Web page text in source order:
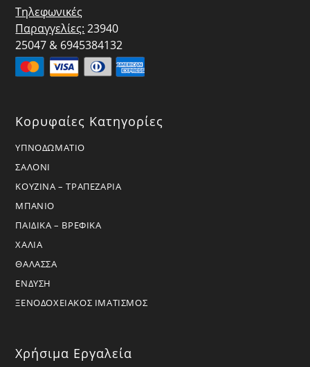
Τηλεφωνικές
Παραγγελίες: 23940
25047 & 6945384132
Κορυφαίες Κατηγορίες
ΥΠΝΟΔΩΜΑΤΙΟ
ΣΑΛΟΝΙ
ΚΟΥΖΙΝΑ – ΤΡΑΠΕΖΑΡΙΑ
ΜΠΑΝΙΟ
ΠΑΙΔΙΚΑ – ΒΡΕΦΙΚΑ
ΧΑΛΙΑ
ΘΑΛΑΣΣΑ
ΕΝΔΥΣΗ
ΞΕΝΟΔΟΧΕΙΑΚΟΣ ΙΜΑΤΙΣΜΟΣ
Χρήσιμα Εργαλεία